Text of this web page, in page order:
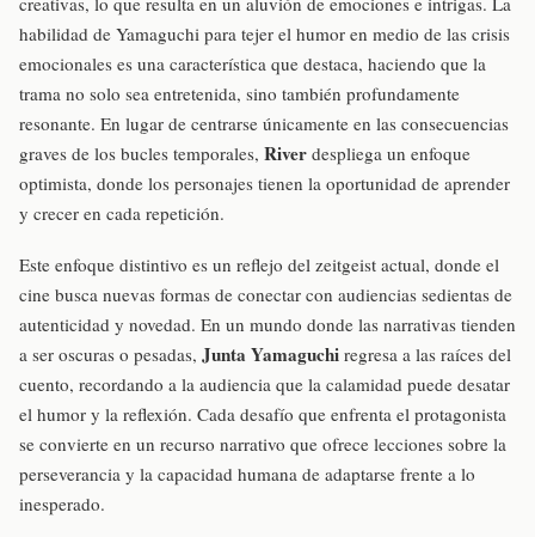
habilidad de Yamaguchi para tejer el humor en medio de las crisis
emocionales es una característica que destaca, haciendo que la
trama no solo sea entretenida, sino también profundamente
resonante. En lugar de centrarse únicamente en las consecuencias
graves de los bucles temporales, River despliega un enfoque
optimista, donde los personajes tienen la oportunidad de aprender
y crecer en cada repetición.
Este enfoque distintivo es un reflejo del zeitgeist actual, donde el
cine busca nuevas formas de conectar con audiencias sedientas de
autenticidad y novedad. En un mundo donde las narrativas tienden
a ser oscuras o pesadas, Junta Yamaguchi regresa a las raíces del
cuento, recordando a la audiencia que la calamidad puede desatar
el humor y la reflexión. Cada desafío que enfrenta el protagonista
se convierte en un recurso narrativo que ofrece lecciones sobre la
perseverancia y la capacidad humana de adaptarse frente a lo
inesperado.